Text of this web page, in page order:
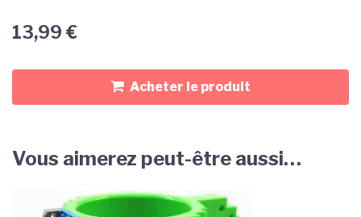
13,99 €
Acheter le produit
Vous aimerez peut-être aussi…